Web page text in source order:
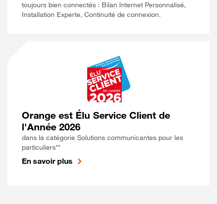
toujours bien connectés : Bilan Internet Personnalisé,
Installation Experte, Continuité de connexion.
Orange est Élu Service Client de
l'Année 2026
dans la catégorie Solutions communicantes pour les
particuliers**
En savoir plus